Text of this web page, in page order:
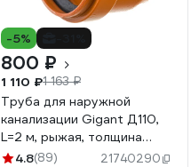
-5%
800 ₽
1 110 ₽1 163 ₽
Труба для наружной
канализации Gigant Д110,
L=2 м, рыжая, толщина
стенки 3.4 мм, класс
4.8(89) 21740290